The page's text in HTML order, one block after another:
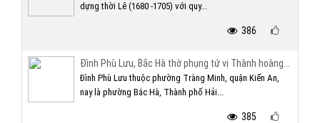
dựng thời Lê (1680 -1705) với quy...
386
Đình Phù Lưu, Bắc Hà thờ phụng tứ vị Thành hoàng...
Đình Phù Lưu thuộc phường Tràng Minh, quận Kiến An,
nay là phường Bắc Hà, Thành phố Hải...
385